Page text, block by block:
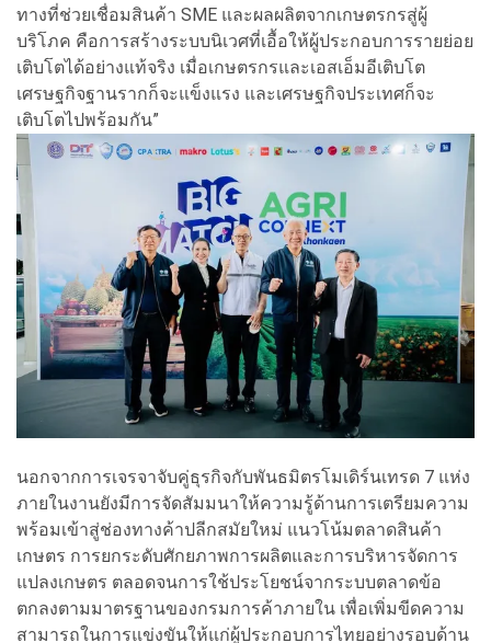
ทางที่ช่วยเชื่อมสินค้า SME และผลผลิตจากเกษตรกรสู่ผู้
บริโภค คือการสร้างระบบนิเวศที่เอื้อให้ผู้ประกอบการรายย่อย
เติบโตได้อย่างแท้จริง เมื่อเกษตรกรและเอสเอ็มอีเติบโต
เศรษฐกิจฐานรากก็จะแข็งแรง และเศรษฐกิจประเทศก็จะ
เติบโตไปพร้อมกัน”
นอกจากการเจรจาจับคู่ธุรกิจกับพันธมิตรโมเดิร์นเทรด 7 แห่ง
ภายในงานยังมีการจัดสัมมนาให้ความรู้ด้านการเตรียมความ
พร้อมเข้าสู่ช่องทางค้าปลีกสมัยใหม่ แนวโน้มตลาดสินค้า
เกษตร การยกระดับศักยภาพการผลิตและการบริหารจัดการ
แปลงเกษตร ตลอดจนการใช้ประโยชน์จากระบบตลาดข้อ
ตกลงตามมาตรฐานของกรมการค้าภายใน เพื่อเพิ่มขีดความ
สามารถในการแข่งขันให้แก่ผู้ประกอบการไทยอย่างรอบด้าน